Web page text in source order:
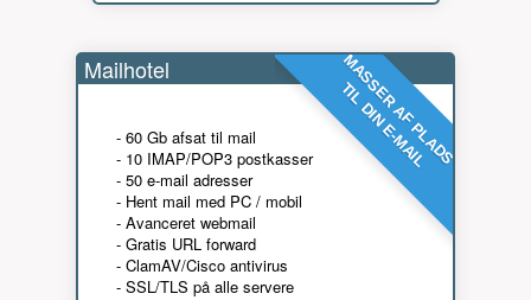
MASSER AF PLADS
TIL DIN E-MAIL
Mailhotel
- 60 Gb afsat til mail
- 10 IMAP/POP3 postkasser
- 50 e-mail adresser
- Hent mail med PC / mobil
- Avanceret webmail
- Gratis URL forward
- ClamAV/Cisco antivirus
- SSL/TLS på alle servere